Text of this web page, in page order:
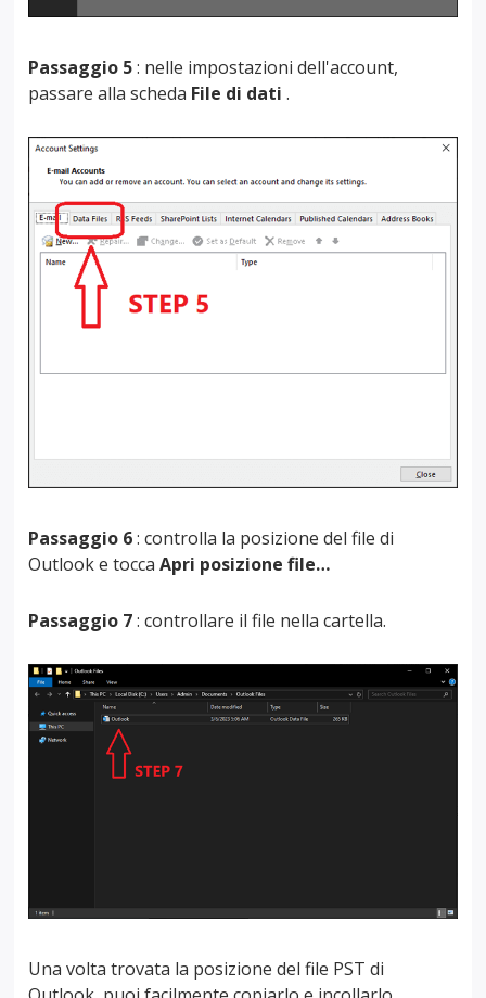
Passaggio 5: nelle impostazioni dell'account,
passare alla scheda File di dati .
Passaggio 6: controlla la posizione del file di
Outlook e toccaApri posizione file…
Passaggio 7: controllare il file nella cartella.
Una volta trovata la posizione del file PST di